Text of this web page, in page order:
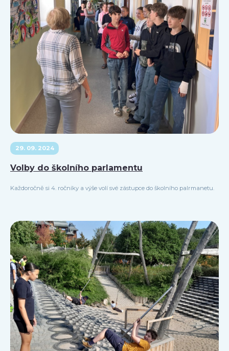
29. 09. 2024
Volby do školního parlamentu
Každoročně si 4. ročníky a výše volí své zástupce do školního palrmanetu.